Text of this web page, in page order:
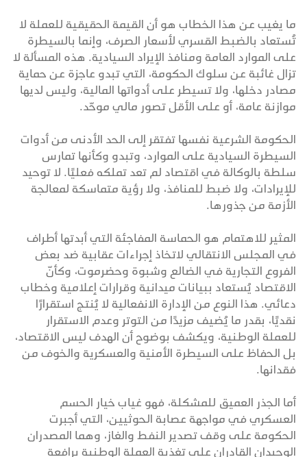
ما يغيب عن هذا الخطاب هو أن القيمة الحقيقية للعملة لا
تُستعاد بالضبط القسري لأسعار الصرف، وإنما بالسيطرة
على الموارد العامة ومنافذ الإيراد السيادية. هذه المسألة لا
تزال غائبة عن سلوك الحكومة، التي تبدو عاجزة عن حماية
مصادر دخلها، ولا تسيطر على أدواتها المالية، وليس لديها
موازنة عامة، أو على الأقل تصور مالي موحّد.
الحكومة الشرعية نفسها تفتقر إلى الحد الأدنى من أدوات
السيطرة السيادية على الموارد، وتبدو وكأنها تمارس
سلطة بالوكالة في اقتصاد لم تعد تملكه فعليًا. لا توحيد
للإيرادات، ولا ضبط للمنافذ، ولا رؤية متماسكة لمعالجة
الأزمة من جذورها.
المثير للاهتمام هو الحماسة المفاجئة التي أبدتها أطراف
في المجلس الانتقالي لاتخاذ إجراءات عقابية ضد بعض
الفروع التجارية في الضالع وشبوة وحضرموت، وكأنّ
الاقتصاد يُستعاد ببيانات ميدانية وقرارات إعلامية وخطاب
دعائي. هذا النوع من الإدارة الانفعالية لا يُنتج استقرارًا
نقديًا، بقدر ما يُضيف مزيدًا من التوتر وعدم الاستقرار
للعملة الوطنية، ويكشف بوضوح أن الهدف ليس الاقتصاد،
بل الحفاظ على السيطرة الأمنية والعسكرية والخوف من
فقدانها.
أما الجذر العميق للمشكلة، فهو غياب خيار الحسم
العسكري في مواجهة عصابة الحوثيين، التي أجبرت
الحكومة على وقف تصدير النفط والغاز، وهما المصدران
الوحيدان القادران على تغذية العملة الوطنية برافعة